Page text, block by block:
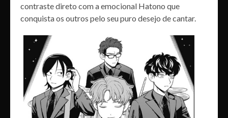
contraste direto com a emocional Hatono que
conquista os outros pelo seu puro desejo de cantar.